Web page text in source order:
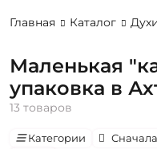
Главная Каталог
Маленькая
упаковка в
13 товаров
Категории